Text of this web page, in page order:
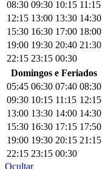
08:30 09:30 10:15 11:15
12:15 13:00 13:30 14:30
15:30 16:30 17:00 18:00
19:00 19:30 20:40 21:30
22:15 23:15 00:30
Domingos e Feriados
05:45 06:30 07:40 08:30
09:30 10:15 11:15 12:15
13:00 13:30 14:00 14:30
15:30 16:30 17:15 17:50
19:00 19:30 20:15 21:15
22:15 23:15 00:30
Ocultar